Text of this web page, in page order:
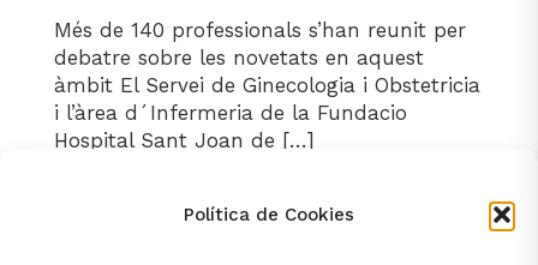
Política de Cookies
Més de 140 professionals s’han reunit per
debatre sobre les novetats en aquest
àmbit El Servei de Ginecologia i Obstetricia
i l’àrea d´Infermeria de la Fundacio
Hospital Sant Joan de […]